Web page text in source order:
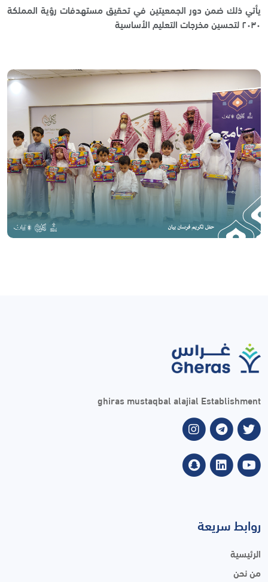
يأتي ذلك ضمن دور الجمعيتين في تحقيق مستهدفات رؤية المملكة
٢٠٣٠ لتحسين مخرجات التعليم الأساسية
ghiras mustaqbal alajial Establishment
روابط سريعة
الرئيسية
من نحن